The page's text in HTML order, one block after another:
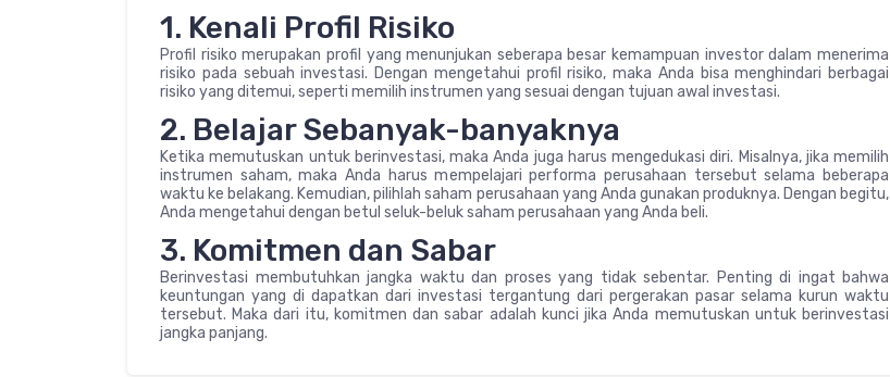
1. Kenali Profil Risiko
Profil risiko merupakan profil yang menunjukan seberapa besar kemampuan investor dalam menerima
risiko pada sebuah investasi. Dengan mengetahui profil risiko, maka Anda bisa menghindari berbagai
risiko yang ditemui, seperti memilih instrumen yang sesuai dengan tujuan awal investasi.
2. Belajar Sebanyak-banyaknya
Ketika memutuskan untuk berinvestasi, maka Anda juga harus mengedukasi diri. Misalnya, jika memilih
instrumen saham, maka Anda harus mempelajari performa perusahaan tersebut selama beberapa
waktu ke belakang. Kemudian, pilihlah saham perusahaan yang Anda gunakan produknya. Dengan begitu,
Anda mengetahui dengan betul seluk-beluk saham perusahaan yang Anda beli.
3. Komitmen dan Sabar
Berinvestasi membutuhkan jangka waktu dan proses yang tidak sebentar. Penting di ingat bahwa
keuntungan yang di dapatkan dari investasi tergantung dari pergerakan pasar selama kurun waktu
tersebut. Maka dari itu, komitmen dan sabar adalah kunci jika Anda memutuskan untuk berinvestasi
jangka panjang.